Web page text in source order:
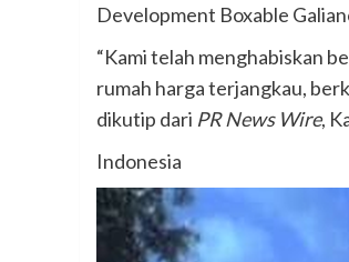
Development Boxable
“Kami telah menghabiskan
rumah harga terjangkau,
dikutip dari PR News Wire,
Indonesia